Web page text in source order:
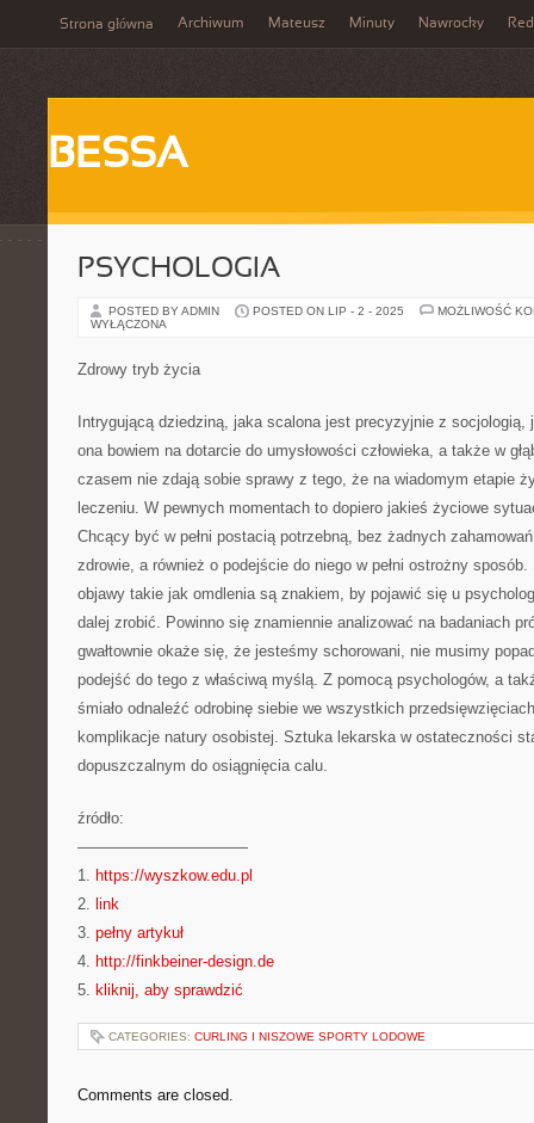
Strona główna Archiwum Mateusz Minuty Nawrocky
BESSA
PSYCHOLOGIA
POSTED BY ADMIN POSTED ON LIP - 2 - 2025
MOŻLIWOŚĆ
WYŁĄCZONA
Zdrowy tryb życia
Intrygującą dziedziną, jaka scalona jest precyzyjnie z
ona bowiem na dotarcie do umysłowości człowieka, a także w
czasem nie zdają sobie sprawy z tego, że na wiadomym etapie
leczeniu. W pewnych momentach to dopiero jakieś życiowe
Chcący być w pełni postacią potrzebną, bez żadnych
zdrowie, a również o podejście do niego w pełni ostrożny
objawy takie jak omdlenia są znakiem, by pojawić się u
dalej zrobić. Powinno się znamiennie analizować na badaniach
gwałtownie okaże się, że jesteśmy schorowani, nie musimy
podejść do tego z właściwą myślą. Z pomocą psychologów, a
śmiało odnaleźć odrobinę siebie we wszystkich
komplikacje natury osobistej. Sztuka lekarska w ostateczności
dopuszczalnym do osiągnięcia calu.
źródło:
———————————
1. https://wyszkow.edu.pl
2. link
3. pełny artykuł
4. http://finkbeiner-design.de
5. kliknij, aby sprawdzić
CATEGORIES: CURLING I NISZOWE SPORTY LODOWE
Comments are closed.